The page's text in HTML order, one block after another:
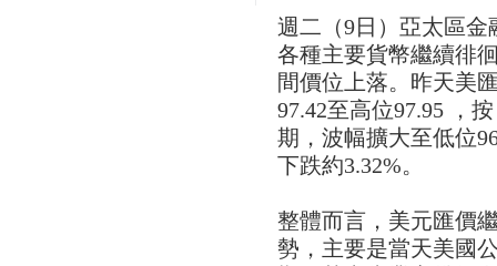
週二（9日）亞太區
各種主要貨幣繼續徘
間價位上落。昨天美
97.42至高位97.95 ，
期，波幅擴大至低位
下跌約3.32%。
整體而言，美元匯價
勢，主要是當天美國